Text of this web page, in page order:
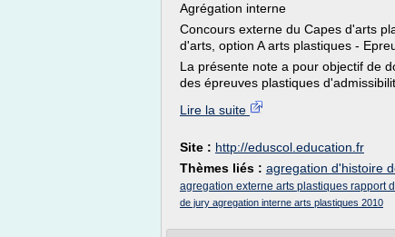
Agrégation interne
Concours externe du Capes d'arts
d'arts, option A arts plastiques -
La présente note a pour objectif de
des épreuves plastiques
Lire la suite
Site : http://eduscol.education.fr
Thèmes liés : agregation d'histoire
agregation externe arts plastiques rapport
de jury agregation interne arts plastiques 2010